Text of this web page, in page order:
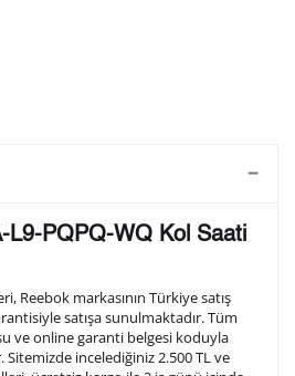
tekniği ile formda belirtmiş
10 / 10
L9-PQPQ-WQ Kol Saati
Reebok markasının Türkiye satış
satışa sunulmaktadır. Tüm
ve online garanti belgesi koduyla
incelediğiniz 2.500 TL ve